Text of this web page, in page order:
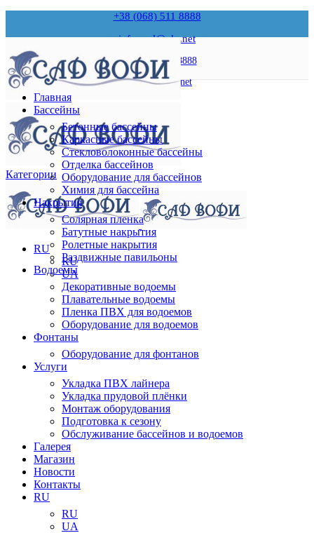
+38 (068) 511 8888
infopool@ukr.net
+38 (068) 511 8888
infopool@ukr.net
Категории
RU
RU
UA
Главная
Бассейны
Бетонные бассейны
Каркасные бассейны
Стекловолоконные бассейны
Отделка бассейнов
Оборудование для бассейнов
Химия для бассейна
Накрытия
Солярная пленка
Батутные накрытия
Ролетные накрытия
Раздвижные павильоны
Водоемы
Декоративные водоемы
Плавательные водоемы
Пленка ПВХ для водоемов
Оборудование для водоемов
Фонтаны
Оборудование для фонтанов
Услуги
Укладка ПВХ лайнера
Укладка прудовой плёнки
Монтаж оборудования
Подготовка к сезону
Обслуживание бассейнов и водоемов
Галерея
Магазин
Новости
Контакты
RU
RU
UA